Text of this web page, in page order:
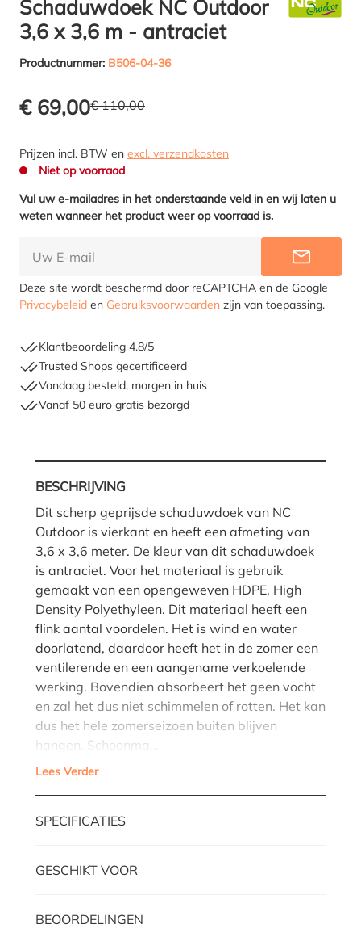
Schaduwdoek NC Outdoor
3,6 x 3,6 m - antraciet
Productnummer: B506-04-36
€ 69,00€ 110,00
Prijzen incl. BTW en excl. verzendkosten
Niet op voorraad
Vul uw e-mailadres in het onderstaande veld in en wij laten u
weten wanneer het product weer op voorraad is.
Deze site wordt beschermd door reCAPTCHA en de Google
Privacybeleid en Gebruiksvoorwaarden zijn van toepassing.
Klantbeoordeling 4.8/5
Trusted Shops gecertificeerd
Vandaag besteld, morgen in huis
Vanaf 50 euro gratis bezorgd
BESCHRIJVING
Dit scherp geprijsde schaduwdoek van NC
Outdoor is vierkant en heeft een afmeting van
3,6 x 3,6 meter. De kleur van dit schaduwdoek
is antraciet. Voor het materiaal is gebruik
gemaakt van een opengeweven HDPE, High
Density Polyethyleen. Dit materiaal heeft een
flink aantal voordelen. Het is wind en water
doorlatend, daardoor heeft het in de zomer een
ventilerende en een aangename verkoelende
werking. Bovendien absorbeert het geen vocht
en zal het dus niet schimmelen of rotten. Het kan
dus het hele zomerseizoen buiten blijven
hangen. Schoonma…
Lees Verder
SPECIFICATIES
GESCHIKT VOOR
BEOORDELINGEN